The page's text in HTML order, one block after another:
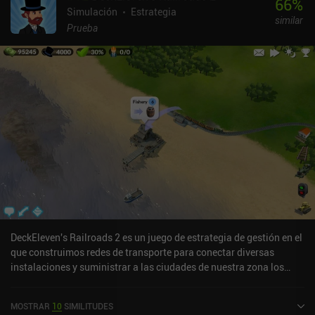
Simulación
Estrategia
Prueba
66%
similar
DeckEleven's Railroads 2 es un juego de estrategia de gestión en el
que construimos redes de transporte para conectar diversas
instalaciones y suministrar a las ciudades de nuestra zona los
como carbón, hierro, acero o madera. Para abastecer a estas
MOSTRAR 10 SIMILITUDES